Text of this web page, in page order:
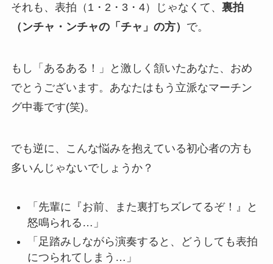
それも、表拍（1・2・3・4）じゃなくて、 裏拍
（ンチャ・ンチャの「チャ」の方） で。
もし「あるある！」と激しく頷いたあなた、おめ
でとうございます。あなたはもう立派なマーチン
グ中毒です(笑)。
でも逆に、こんな悩みを抱えている初心者の方も
多いんじゃないでしょうか？
「先輩に『お前、また裏打ちズレてるぞ！』と
怒鳴られる…」
「足踏みしながら演奏すると、どうしても表拍
につられてしまう…」